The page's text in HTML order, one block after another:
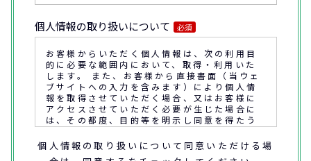
個人情報の取り扱いについて 必須
お客様からいただく個人情報は、次の利用目
的に必要な範囲内において、取得・利用いた
します。 また、お客様から直接書面（当ウェ
ブサイトへの入力を含みます）により個人情
報を取得させていただく場合、又はお客様に
アクセスさせていただく必要が生じた場合に
は、その都度、目的等を明示し同意を得たう
えで取得又はアクセスさせていただきます。
個人情報の取り扱いについて同意いただける場